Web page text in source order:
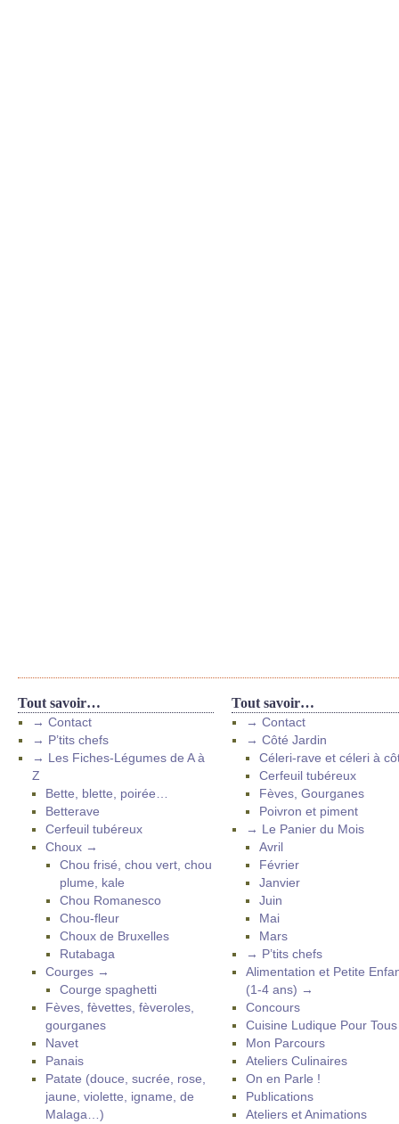
Tout savoir…
→ Contact
→ P’tits chefs
→ Les Fiches-Légumes de A à
Z
Bette, blette, poirée…
Betterave
Cerfeuil tubéreux
Choux →
Chou frisé, chou vert, chou
plume, kale
Chou Romanesco
Chou-fleur
Choux de Bruxelles
Rutabaga
Courges →
Courge spaghetti
Fèves, fèvettes, fèveroles,
gourganes
Navet
Panais
Patate (douce, sucrée, rose,
jaune, violette, igname, de
Malaga…)
Tout savoir…
→ Contact
→ Côté Jardin
Céleri-rave et céleri à
Cerfeuil tubéreux
Fèves, Gourganes
Poivron et piment
→ Le Panier du Mois
Avril
Février
Janvier
Juin
Mai
Mars
→ P’tits chefs
Alimentation et Petite
(1-4 ans) →
Concours
Cuisine Ludique Pour
Mon Parcours
Ateliers Culinaires
On en Parle !
Publications
Ateliers et Animations